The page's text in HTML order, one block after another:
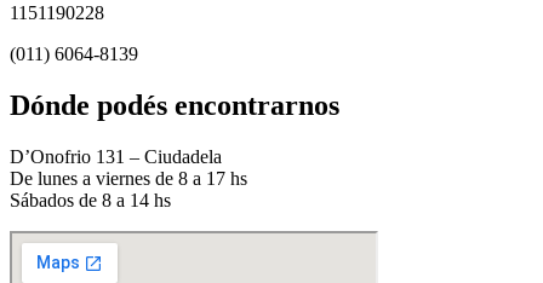
1151190228
(011) 6064-8139
Dónde podés encontrarnos
D’Onofrio 131 – Ciudadela
De lunes a viernes de 8 a 17 hs
Sábados de 8 a 14 hs